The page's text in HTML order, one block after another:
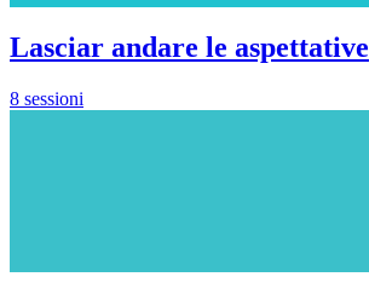
Lasciar andare le aspettative
8 sessioni